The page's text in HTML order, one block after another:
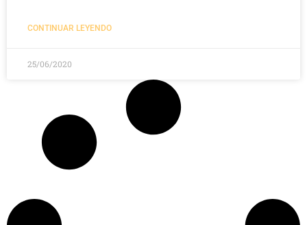
CONTINUAR LEYENDO
25/06/2020